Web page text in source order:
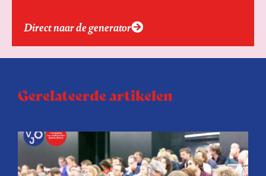
Direct naar de generator
Gerelateerde artikelen